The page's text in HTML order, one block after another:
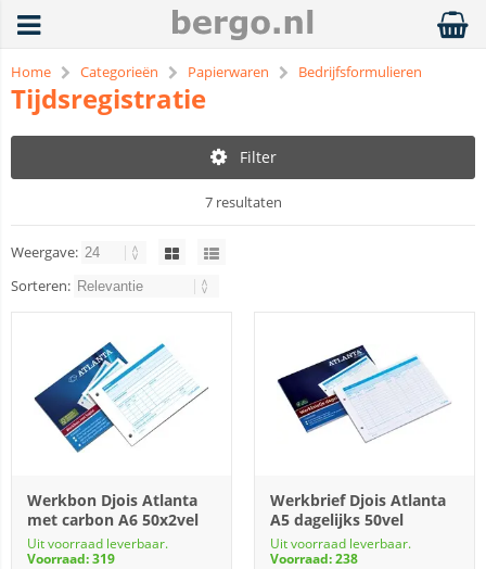
Home Categorieën Papierwaren Bedrijfsformulieren
Tijdsregistratie
Filter
7 resultaten
Weergave:
Sorteren:
Werkbon Djois Atlanta
met carbon A6 50x2vel
Uit voorraad leverbaar.
Voorraad: 319
Werkbrief Djois Atlanta
A5 dagelijks 50vel
Uit voorraad leverbaar.
Voorraad: 238